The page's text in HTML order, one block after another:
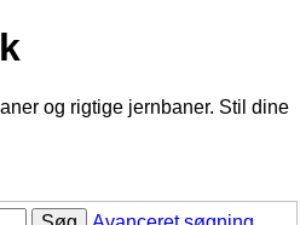
og rigtige jernbaner. Stil dine